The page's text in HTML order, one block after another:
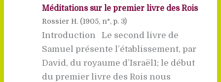
Méditations sur le premier livre des Rois
Rossier H. (1905, n°, p. 3)
Introduction Le second livre de
Samuel présente l’établissement, par
David, du royaume d’Israël1; le début
du premier livre des Rois nous